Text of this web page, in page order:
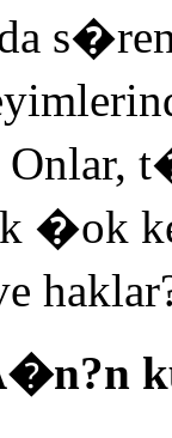
s�ren
�ok